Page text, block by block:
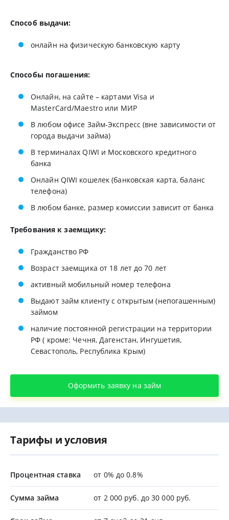
Способ выдачи:
онлайн на физическую банковскую карту
Способы погашения:
Онлайн, на сайте – картами Visa и
MasterCard/Maestro или МИР
В любом офисе Займ-Экспресс (вне зависимости от
города выдачи займа)
В терминалах QIWI и Московского кредитного
банка
Онлайн QIWI кошелек (банковская карта, баланс
телефона)
В любом банке, размер комиссии зависит от банка
Требования к заемщику:
Гражданство РФ
Возраст заемщика от 18 лет до 70 лет
активный мобильный номер телефона
Выдают займ клиенту с открытым (непогашенным)
займом
наличие постоянной регистрации на территории
РФ ( кроме: Чечня, Дагенстан, Ингушетия,
Севастополь, Республика Крым)
Оформить заявку на займ
Тарифы и условия
Процентная ставка от 0% до 0.8%
Сумма займа от 2 000 руб. до 30 000 руб.